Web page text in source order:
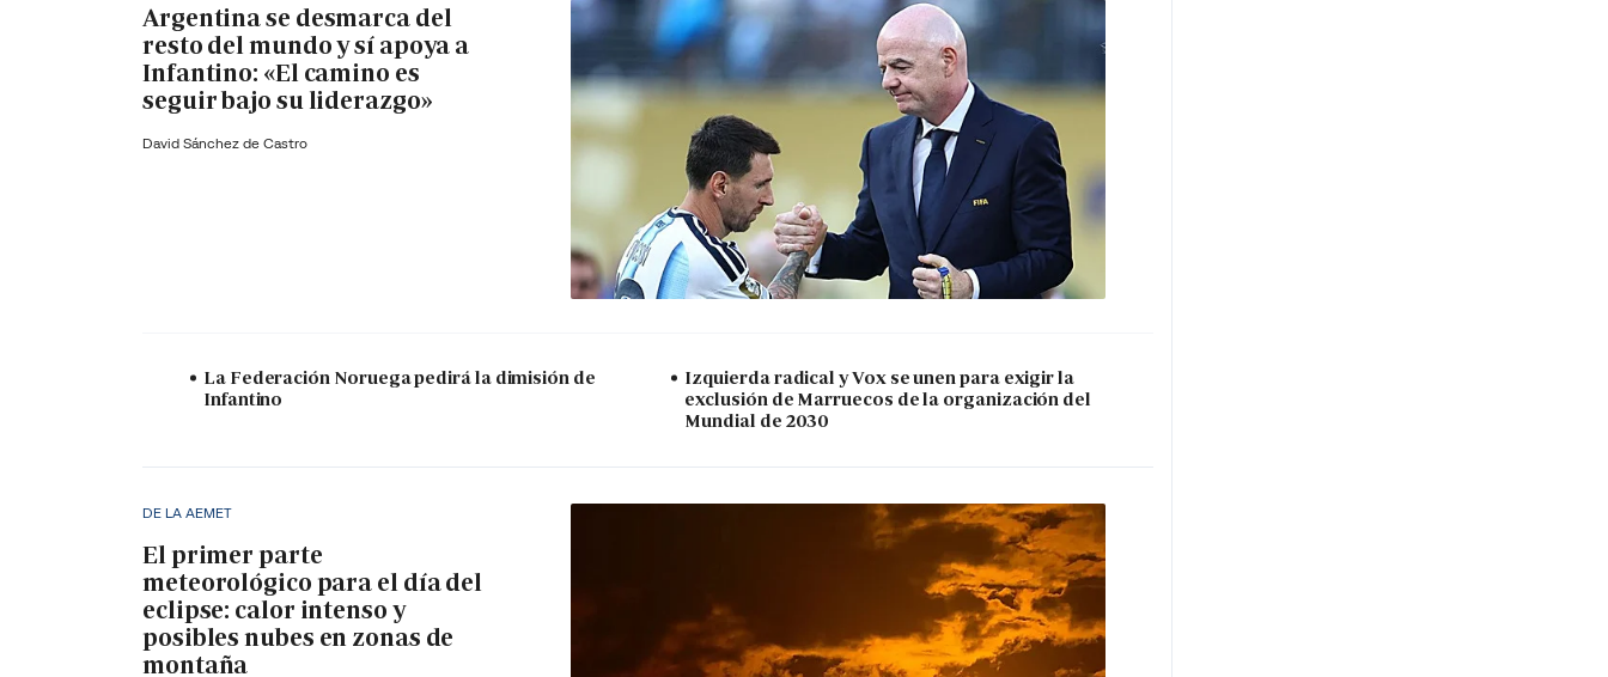
Argentina se desmarca del
resto del mundo y sí apoya a
Infantino: «El camino es
seguir bajo su liderazgo»
David Sánchez de Castro
La Federación Noruega pedirá la dimisión de
Infantino
Izquierda radical y Vox se unen para exigir la
exclusión de Marruecos de la organización del
Mundial de 2030
DE LA AEMET
El primer parte
meteorológico para el día del
eclipse: calor intenso y
posibles nubes en zonas de
montaña